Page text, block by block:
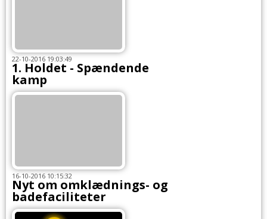
22-10-2016 19:03:49
1. Holdet - Spændende
kamp
16-10-2016 10:15:32
Nyt om omklædnings- og
badefaciliteter